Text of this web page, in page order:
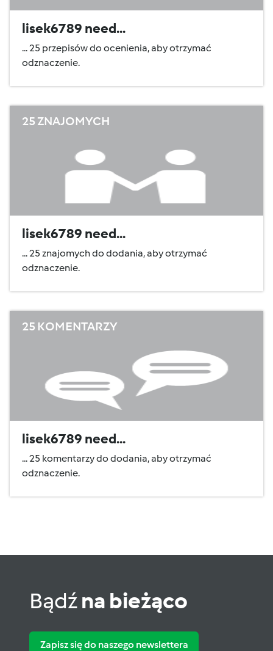
lisek6789 need...
... 25 przepisów do ocenienia, aby otrzymać
odznaczenie.
25 ZNAJOMYCH
lisek6789 need...
... 25 znajomych do dodania, aby otrzymać
odznaczenie.
25 KOMENTARZY
lisek6789 need...
... 25 komentarzy do dodania, aby otrzymać
odznaczenie.
Bądźna bieżąco
Zapisz się do naszego newslettera